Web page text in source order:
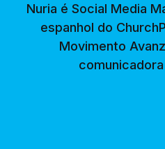
Nuria é Social Media
espanhol do
Movimento